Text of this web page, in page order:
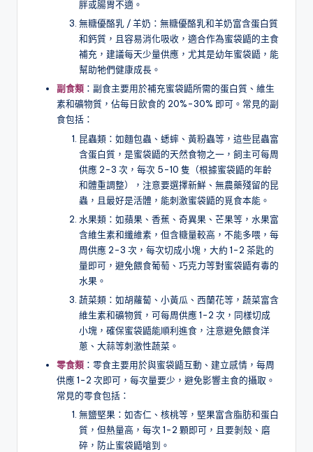
胖或腸胃不適。
無糖優酪乳 / 羊奶：無糖優酪乳和羊奶富含蛋白質
和鈣質，且容易消化吸收，適合作為蜜袋鼯的主食
補充，建議每天少量供應，尤其是幼年蜜袋鼯，能
幫助牠們健康成長。
副食類 ：副食主要用於補充蜜袋鼯所需的蛋白質、維生
素和礦物質，佔每日飲食的 20%-30% 即可。常見的副
食包括：
昆蟲類：如麵包蟲、蟋蟀、黃粉蟲等，這些昆蟲富
含蛋白質，是蜜袋鼯的天然食物之一，飼主可每周
供應 2-3 次，每次 5-10 隻（根據蜜袋鼯的年齡
和體重調整），注意要選擇新鮮、無農藥殘留的昆
蟲，且最好是活體，能刺激蜜袋鼯的覓食本能。
水果類：如蘋果、香蕉、奇異果、芒果等，水果富
含維生素和纖維素，但含糖量較高，不能多喂，每
周供應 2-3 次，每次切成小塊，大約 1-2 茶匙的
量即可，避免餵食葡萄、巧克力等對蜜袋鼯有毒的
水果。
蔬菜類：如胡蘿蔔、小黃瓜、西蘭花等，蔬菜富含
維生素和礦物質，可每周供應 1-2 次，同樣切成
小塊，確保蜜袋鼯能順利進食，注意避免餵食洋
蔥、大蒜等刺激性蔬菜。
零食類 ：零食主要用於與蜜袋鼯互動、建立感情，每周
供應 1-2 次即可，每次量要少，避免影響主食的攝取。
常見的零食包括：
無鹽堅果：如杏仁、核桃等，堅果富含脂肪和蛋白
質，但熱量高，每次 1-2 顆即可，且要剝殼、磨
碎，防止蜜袋鼯嗆到。